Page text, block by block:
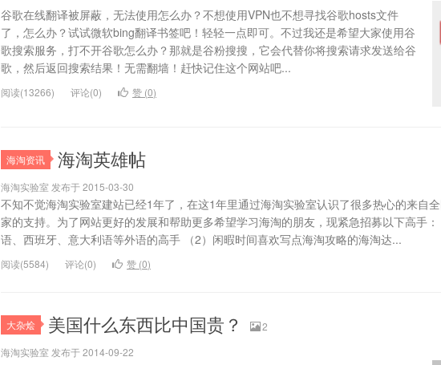
谷歌在线翻译被屏蔽，无法使用怎么办？不想使用VPN也不想寻找谷歌hosts文件
了，怎么办？试试微软bing翻译书签吧！轻轻一点即可。不过我还是希望大家使用谷
歌搜索服务，打不开谷歌怎么办？那就是谷粉搜搜，它会代替你将搜索请求发送给谷
歌，然后返回搜索结果！无需翻墙！赶快记住这个网站吧...
阅读(13266) 评论(0) 赞 (0)
海淘资讯 海淘英雄帖
海淘实验室 发布于 2015-03-30
不知不觉海淘实验室建站已经1年了，在这1年里通过海淘实验室认识了很多热心的来自
家的支持。为了网站更好的发展和帮助更多希望学习海淘的朋友，现紧急招募以下高手
语、西班牙、意大利语等外语的高手 （2）闲暇时间喜欢写点海淘攻略的海淘达...
阅读(5584) 评论(0) 赞 (0)
大杂烩 美国什么东西比中国贵？
2
海淘实验室 发布于 2014-09-22